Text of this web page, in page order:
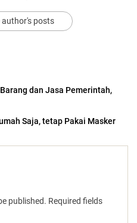
author's posts
dan Jasa Pemerintah,
Saja, tetap Pakai Masker
published. Required fields